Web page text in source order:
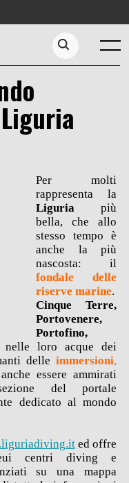
Menu
Search...
Per molti
rappresenta la
Liguriapiù
bella, che allo
stesso tempo è
anche la più
nascosta: il
fondale delle
riserve marine.
Cinque Terre,
Portovenere,
Portofino,
loro acque dei
delleimmersioni,
essere ammirati
del portale
dedicato al mondo
ed offre
centri diving e
su una mappa